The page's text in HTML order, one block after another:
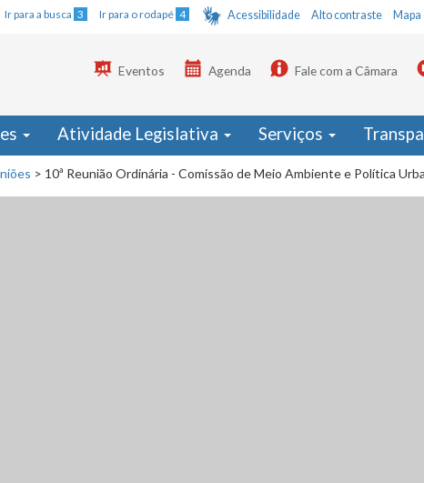
Ir para a busca 3 Ir para o rodapé 4 Acessibilidade Alto contraste Mapa
Eventos Agenda Fale com a Câmara
Atividade Legislativa Serviços
> 10ª Reunião Ordinária - Comissão de Meio Ambiente e Política